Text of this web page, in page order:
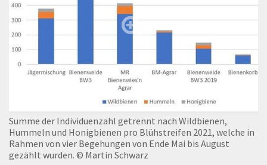
Summe der Individuenzahl getrennt nach Wildbienen,
Hummeln und Honigbienen pro Blühstreifen 2021, welche in
Rahmen von vier Begehungen von Ende Mai bis August
gezählt wurden. © Martin Schwarz